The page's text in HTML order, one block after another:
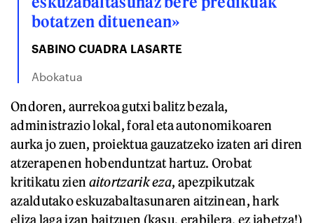
botatzen dituenean»
SABINO CUADRA LASARTE
Abokatua
Ondoren, aurrekoa gutxi balitz bezala,
administrazio lokal, foral eta autonomikoaren
aurka jo zuen, proiektua gauzatzeko izaten ari diren
atzerapenen hobenduntzat hartuz. Orobat
kritikatu zien aitortzarik eza, apezpikutzak
azaldutako eskuzabaltasunaren aitzinean, hark
eliza laga izan baitzuen (kasu, erabilera, ez jabetza!)